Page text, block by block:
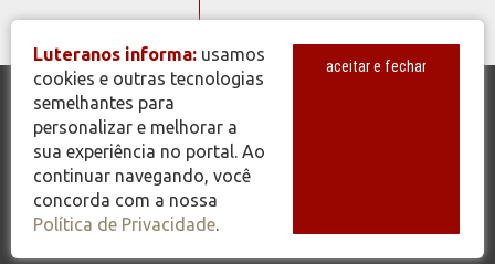
© Copyright 2026 - Todos os Direitos Reservados - IECLB - Igreja
Evangélica de Confissão Luterana no Brasil - Portal Luteranos -
www.luteranos.com.br
Luteranos informa: usamos
cookies e outras tecnologias
semelhantes para
personalizar e melhorar a
sua experiência no portal. Ao
continuar navegando, você
concorda com a nossa
Política de Privacidade.
aceitar e fechar